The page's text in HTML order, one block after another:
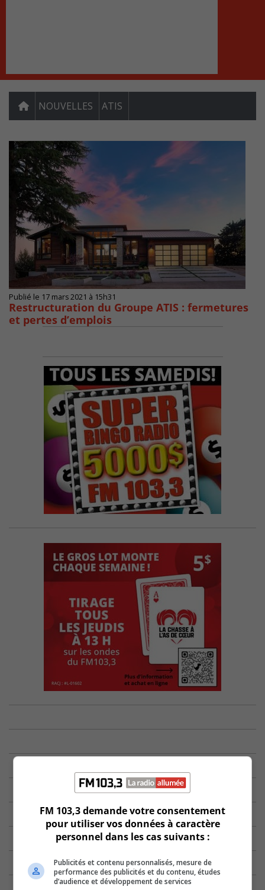
NOUVELLES ATIS
Publié le 17 mars 2021 à 15h31
Restructuration du Groupe ATIS : fermetures
et pertes d’emplois
FM 103,3 demande votre consentement
pour utiliser vos données à caractère
personnel dans les cas suivants :
Publicités et contenu personnalisés, mesure de
performance des publicités et du contenu, études
d’audience et développement de services